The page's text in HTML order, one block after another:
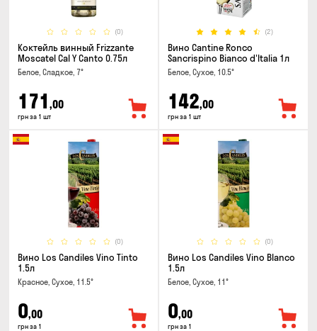
(0)
Коктейль винный Frizzante
Moscatel Cal Y Canto 0.75л
Белое, Сладкое, 7°
171 ,00
грн за 1 шт
(2)
Вино Cantine Ronco
Sancrispino Bianco d'Italia 1л
Белое, Сухое, 10.5°
142,00
грн за 1 шт
(0)
Вино Los Candiles Vino Tinto
1.5л
Красное, Сухое, 11.5°
0,00
грн за 1
(0)
Вино Los Candiles Vino Blanco
1.5л
Белое, Сухое, 11°
0,00
грн за 1